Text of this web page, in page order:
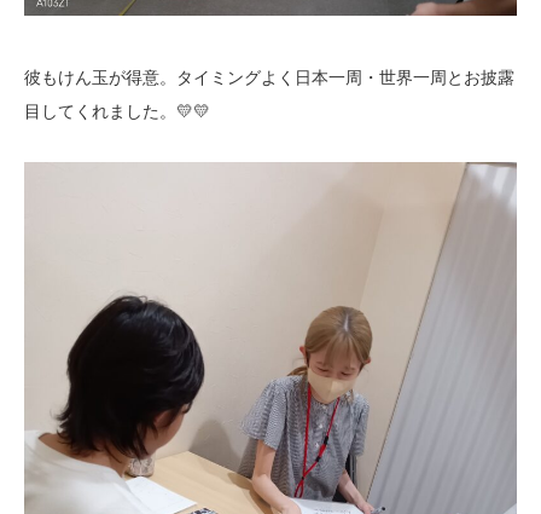
彼もけん玉が得意。タイミングよく日本一周・世界一周とお披露
目してくれました。💛💛